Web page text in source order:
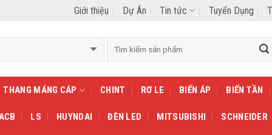
Giới thiệu Dự Án Tin tức Tuyển Dụng
THANG MÁNG CÁP CHINT RƠ LE BIẾN ÁP BIẾN TẦN
LS HUYNDAI ĐÈN LED MITSUBISHI SCHNEIDER